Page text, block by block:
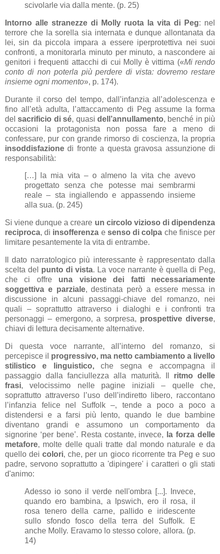
scivolarle via dalla mente. (p. 25)
Intorno alle stranezze di Molly ruota la vita di Peg: nel
terrore che la sorella sia internata e dunque allontanata da
lei, sin da piccola impara a essere iperprotettiva nei suoi
confronti, a monitorarla minuto per minuto, a nascondere ai
genitori i frequenti attacchi di cui Molly è vittima («Mi rendo
conto di non poterla più perdere di vista: dovremo restare
insieme ogni momento», p. 174).
Durante il corso del tempo, dall’infanzia all’adolescenza e
fino all’età adulta, l’attaccamento di Peg assume la forma
delsacrificio di sé, quasi dell’annullamento, benché in più
occasioni la protagonista non possa fare a meno di
confessare, pur con grande rimorso di coscienza, la propria
insoddisfazione di fronte a questa gravosa assunzione di
responsabilità:
[…] la mia vita – o almeno la vita che avevo
progettato senza che potesse mai sembrarmi
reale – sta ingiallendo e appassendo insieme
alla sua. (p. 245)
Si viene dunque a creare un circolo vizioso di dipendenza
reciproca, di insofferenza e senso di colpa che finisce per
limitare pesantemente la vita di entrambe.
Il dato narratologico più interessante è rappresentato dalla
scelta del punto di vista. La voce narrante è quella di Peg,
che ci offre una visione dei fatti necessariamente
soggettiva e parziale, destinata però a essere messa in
discussione in alcuni passaggi-chiave del romanzo, nei
quali – soprattutto attraverso i dialoghi e i confronti tra
personaggi – emergono, a sorpresa, prospettive diverse,
chiavi di lettura decisamente alternative.
Di questa voce narrante, all’interno del romanzo, si
percepisce il progressivo, ma netto cambiamento a livello
stilistico e linguistico,che segna e accompagna il
passaggio dalla fanciullezza alla maturità. Il ritmo delle
frasi, velocissimo nelle pagine iniziali – quelle che,
soprattutto attraverso l’uso dell’indiretto libero, raccontano
l’infanzia felice nel Suffolk –, tende a poco a poco a
distendersi e a farsi più lento, quando le due bambine
diventano grandi e assumono un comportamento da
signorine ‘per bene’. Resta costante, invece,
la forza delle
metafore, molte delle quali tratte dal mondo naturale e da
quello deicolori, che, per un gioco ricorrente tra Peg e suo
padre, servono soprattutto a 'dipingere' i caratteri o gli stati
d'animo:
Adesso io sono il verde nell'ombra [...]. Invece,
quando ero bambina, a Ipswich, ero il rosa, il
rosa tenero della carne, pallido e iridescente
sullo sfondo fosco della terra del Suffolk. E
anche Molly. Eravamo lo stesso colore, allora. (p.
14)